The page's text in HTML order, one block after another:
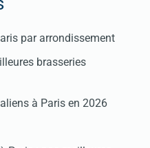
par arrondissement
brasseries
à Paris en 2026